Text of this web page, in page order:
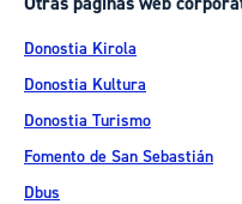
Donostia Kirola
Donostia Kultura
Donostia Turismo
Fomento de San Sebastián
Dbus